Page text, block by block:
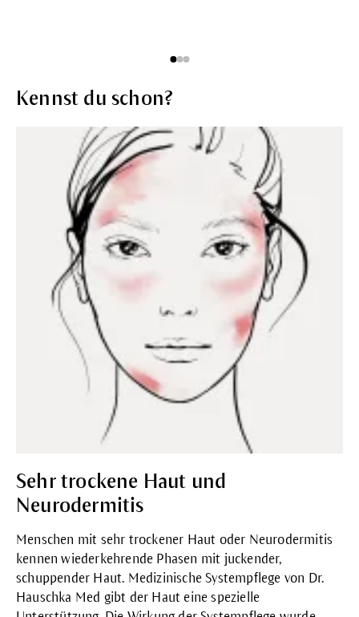
Kennst du schon?
Sehr trockene Haut und
Neurodermitis
Menschen mit sehr trockener Haut oder Neurodermitis
kennen wiederkehrende Phasen mit juckender,
schuppender Haut. Medizinische Systempflege von Dr.
Hauschka Med gibt der Haut eine spezielle